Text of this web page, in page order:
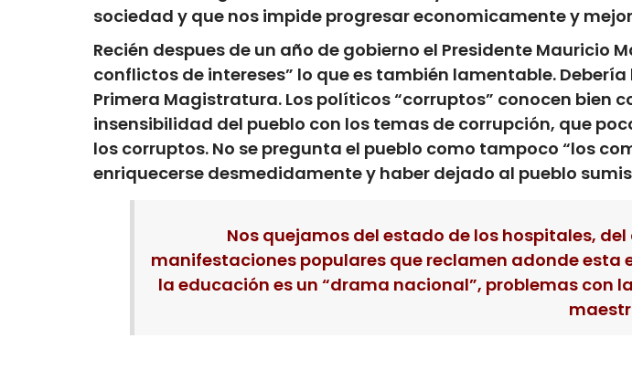
sociedad y que nos impide progresar economicamente y
Recién despues de un año de gobierno el Presidente
conflictos de intereses” lo que es también lamentable.
Primera Magistratura. Los políticos “corruptos” conocen
insensibilidad del pueblo con los temas de corrupción, que
los corruptos. No se pregunta el pueblo como tampoco “los
enriquecerse desmedidamente y haber dejado al pueblo
Nos quejamos del estado de los hospitales,
manifestaciones populares que reclamen adonde esta
la educación es un “drama nacional”, problemas con